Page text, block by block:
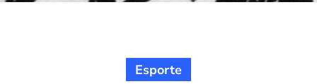
Esporte